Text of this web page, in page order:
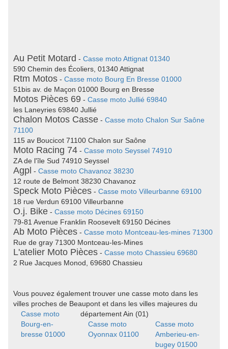
Au Petit Motard - Casse moto Attignat 01340
590 Chemin des Écoliers, 01340 Attignat
Rtm Motos - Casse moto Bourg En Bresse 01000
51bis av. de Maçon 01000 Bourg en Bresse
Motos Pièces 69 - Casse moto Jullié 69840
les Laneyries 69840 Jullié
Chalon Motos Casse - Casse moto Chalon Sur Saône
71100
115 av Boucicot 71100 Chalon sur Saône
Moto Racing 74 - Casse moto Seyssel 74910
ZA de l'île Sud 74910 Seyssel
Agpl - Casse moto Chavanoz 38230
12 route de Belmont 38230 Chavanoz
Speck Moto Pièces - Casse moto Villeurbanne 69100
18 rue Verdun 69100 Villeurbanne
O.j. Bike - Casse moto Décines 69150
79-81 Avenue Franklin Roosevelt 69150 Décines
Ab Moto Pièces - Casse moto Montceau-les-mines 71300
Rue de gray 71300 Montceau-les-Mines
L'atelier Moto Pièces - Casse moto Chassieu 69680
2 Rue Jacques Monod, 69680 Chassieu
Vous pouvez également trouver une casse moto dans les
villes proches de Beaupont et dans les villes majeures du
département Ain (01)
Casse moto
Bourg-en-
bresse 01000
Casse moto
Oyonnax 01100
Casse moto
Amberieu-en-
bugey 01500